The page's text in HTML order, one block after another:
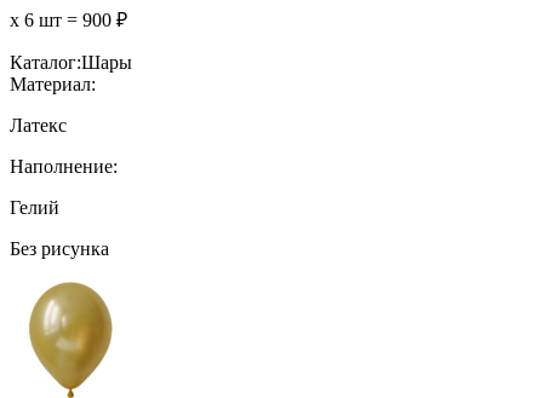
х 6 шт = 900 ₽
Каталог:Шары
Материал:
Латекс
Наполнение:
Гелий
Без рисунка